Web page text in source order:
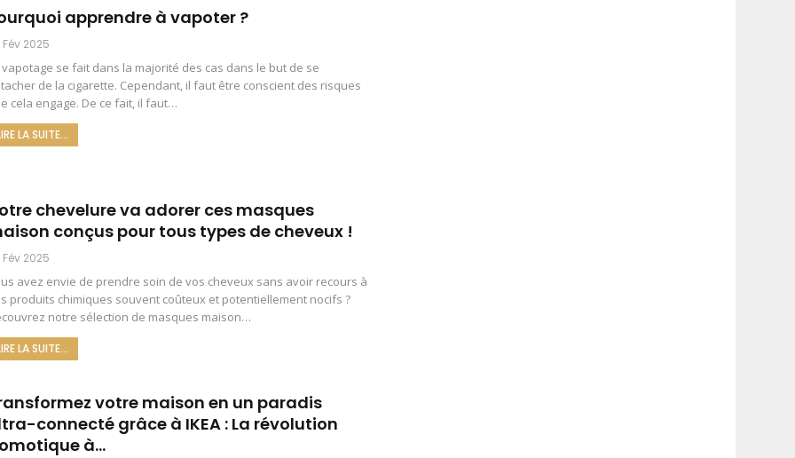
apprendre à vapoter ?
Fév 2025
vapotage se fait dans la majorité des cas dans le but de se
de la cigarette. Cependant, il faut être conscient des risques
cela engage. De ce fait, il faut…
LA SUITE...
chevelure va adorer ces masques
conçus pour tous types de cheveux !
Fév 2025
avez envie de prendre soin de vos cheveux sans avoir recours à
produits chimiques souvent coûteux et potentiellement nocifs ?
notre sélection de masques maison…
LA SUITE...
votre maison en un paradis
connecté grâce à IKEA : La révolution
à…